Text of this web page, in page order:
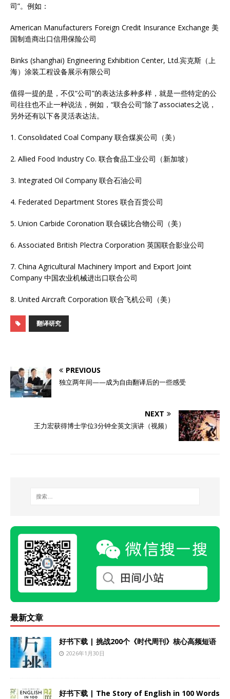
司”。例如：
American Manufacturers Foreign Credit Insurance Exchange 美
国制造商出口信用保险公司
Binks (shanghai) Engineering Exhibition Center, Ltd.宾克斯（上
海）涂装工程设备展示有限公司
值得一提的是，不仅“公司”的表达法多种多样，就是一些特定的公
司往往也不止一种说法，例如，“联合公司”除了associates之说，
另外还有以下各灵活表达法。
1. Consolidated Coal Company 联合煤炭公司（美）
2. Allied Food Industry Co. 联合食品工业公司（新加坡）
3. Integrated Oil Company 联合石油公司
4. Federated Department Stores 联合百货公司
5. Union Carbide Coronation 联合碳比合物公司（美）
6. Associated British Plectra Corporation 英国联合影业公司
7. China Agricultural Machinery Import and Export Joint
Company 中国农业机械进出口联合公司
8. United Aircraft Corporation 联合飞机公司（美）
翻译研究
PREVIOUS
独立两年间——成为自由翻译后的一些感受
NEXT
王力宏获得博士学位3分钟全英文演讲（视频）
最新文章
好书下载 | 挑战200个《时代周刊》核心高频短语
2026年1月30日
好书下载 | The Story of English in 100 Words